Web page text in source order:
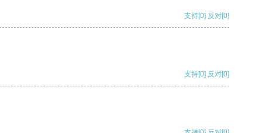
支持[0] 反对[0]
支持[0] 反对[0]